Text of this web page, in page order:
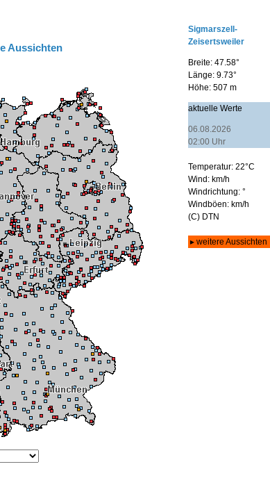
Aussichten